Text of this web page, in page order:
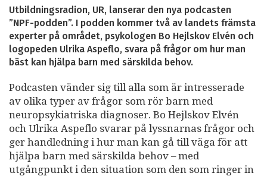
Utbildningsradion, UR, lanserar den nya podcasten
”NPF-podden”. I podden kommer två av landets främsta
experter på området, psykologen Bo Hejlskov Elvén och
logopeden Ulrika Aspeflo, svara på frågor om hur man
bäst kan hjälpa barn med särskilda behov.
Podcasten vänder sig till alla som är intresserade
av olika typer av frågor som rör barn med
neuropsykiatriska diagnoser. Bo Hejlskov Elvén
och Ulrika Aspeflo svarar på lyssnarnas frågor och
ger handledning i hur man kan gå till väga för att
hjälpa barn med särskilda behov – med
utgångpunkt i den situation som den som ringer in